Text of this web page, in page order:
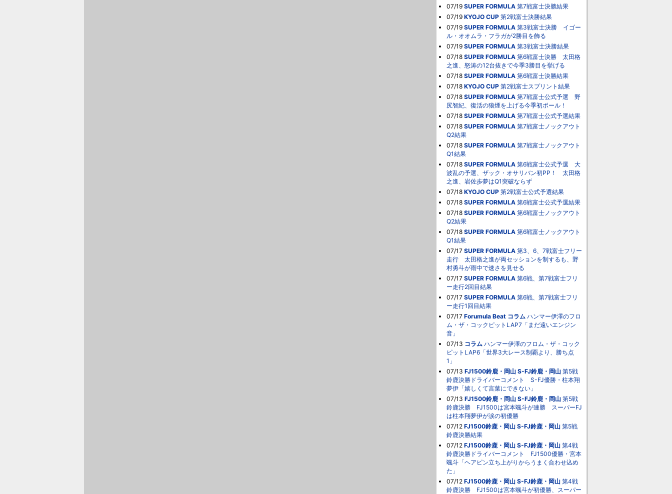
07/19 SUPER FORMULA 第7戦富士決勝結果
07/19 KYOJO CUP 第2戦富士決勝結果
07/19 SUPER FORMULA 第3戦富士決勝 イゴー
ル・オオムラ・フラガが2勝目を飾る
07/19 SUPER FORMULA 第3戦富士決勝結果
07/18 SUPER FORMULA 第6戦富士決勝 太田格
之進、怒涛の12台抜きで今季3勝目を挙げる
07/18 SUPER FORMULA 第6戦富士決勝結果
07/18 KYOJO CUP 第2戦富士スプリント結果
07/18 SUPER FORMULA 第7戦富士公式予選 野
尻智紀、復活の狼煙を上げる今季初ポール！
07/18 SUPER FORMULA 第7戦富士公式予選結果
07/18 SUPER FORMULA 第7戦富士ノックアウト
Q2結果
07/18 SUPER FORMULA 第7戦富士ノックアウト
Q1結果
07/18 SUPER FORMULA 第6戦富士公式予選 大
波乱の予選、ザック・オサリバン初PP！ 太田格
之進、岩佐歩夢はQ1突破ならず
07/18 KYOJO CUP 第2戦富士公式予選結果
07/18 SUPER FORMULA 第6戦富士公式予選結果
07/18 SUPER FORMULA 第6戦富士ノックアウト
Q2結果
07/18 SUPER FORMULA 第6戦富士ノックアウト
Q1結果
07/17 SUPER FORMULA 第3、6、7戦富士フリー
走行 太田格之進が両セッションを制するも、野
村勇斗が雨中で速さを見せる
07/17 SUPER FORMULA 第6戦、第7戦富士フリ
ー走行2回目結果
07/17 SUPER FORMULA 第6戦、第7戦富士フリ
ー走行1回目結果
07/17 Forumula Beat コラム ハンマー伊澤のフロ
ム・ザ・コックピットLAP7「まだ遠いエンジン
音」
07/13 コラム ハンマー伊澤のフロム・ザ・コック
ピットLAP6「世界3大レース制覇より、勝ち点
1」
07/13 FJ1500鈴鹿・岡山 S-FJ鈴鹿・岡山 第5戦
鈴鹿決勝ドライバーコメント S-FJ優勝・柱本翔
夢伊「嬉しくて言葉にできない」
07/13 FJ1500鈴鹿・岡山 S-FJ鈴鹿・岡山 第5戦
鈴鹿決勝 FJ1500は宮本颯斗が連勝 スーパーFJ
は柱本翔夢伊が涙の初優勝
07/12 FJ1500鈴鹿・岡山 S-FJ鈴鹿・岡山 第5戦
鈴鹿決勝結果
07/12 FJ1500鈴鹿・岡山 S-FJ鈴鹿・岡山 第4戦
鈴鹿決勝ドライバーコメント FJ1500優勝・宮本
颯斗「ヘアピン立ち上がりからうまく合わせ込め
た」
07/12 FJ1500鈴鹿・岡山 S-FJ鈴鹿・岡山 第4戦
鈴鹿決勝 FJ1500は宮本颯斗が初優勝、スーパー